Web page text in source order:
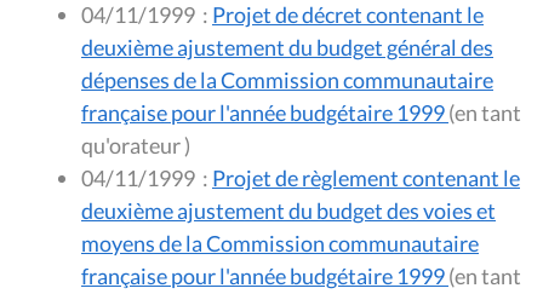
04/11/1999 : Projet de décret contenant le
deuxième ajustement du budget général des
dépenses de la Commission communautaire
française pour l'année budgétaire 1999(en tant
qu'orateur )
04/11/1999 : Projet de règlement contenant le
deuxième ajustement du budget des voies et
moyens de la Commission communautaire
française pour l'année budgétaire 1999(en tant